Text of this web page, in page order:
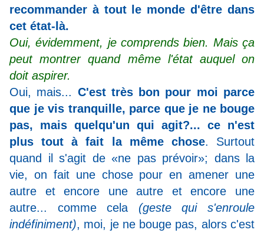
recommander à tout le monde d'être dans
cet état-là.
Oui, évidemment, je comprends bien. Mais ça
peut montrer quand même l'état auquel on
doit aspirer.
Oui, mais... C'est très bon pour moi parce
que je vis tranquille, parce que je ne bouge
pas, mais quelqu'un qui agit?... ce n'est
plus tout à fait la même chose. Surtout
quand il s'agit de «ne pas prévoir»; dans la
vie, on fait une chose pour en amener une
autre et encore une autre et encore une
autre... comme cela (geste qui s'enroule
indéfiniment), moi, je ne bouge pas, alors c'est